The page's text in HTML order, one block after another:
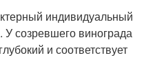
индивидуальный
У созревшего винограда
и соответствует